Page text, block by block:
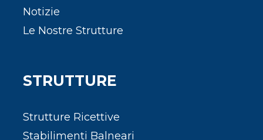
Notizie
Le Nostre Strutture
STRUTTURE
Strutture Ricettive
Stabilimenti Balneari